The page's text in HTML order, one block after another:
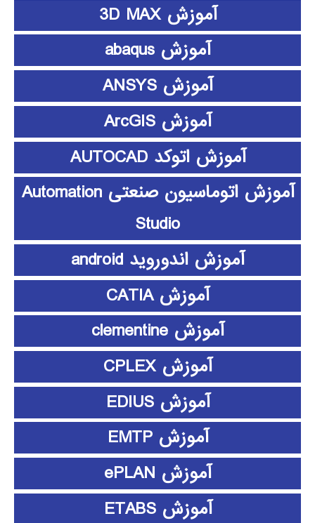
آموزش 3D MAX
آموزش abaqus
آموزش ANSYS
آموزش ArcGIS
آموزش اتوکد AUTOCAD
آموزش اتوماسیون صنعتی Automation
Studio
آموزش اندوروید android
آموزش CATIA
آموزش clementine
آموزش CPLEX
آموزش EDIUS
آموزش EMTP
آموزش ePLAN
آموزش ETABS